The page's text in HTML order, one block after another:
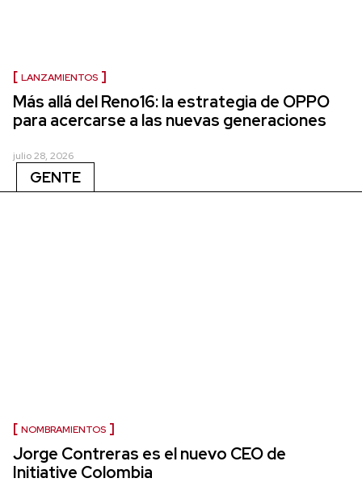
LANZAMIENTOS
Más allá del Reno16: la estrategia de OPPO
para acercarse a las nuevas generaciones
julio 28, 2026
GENTE
NOMBRAMIENTOS
Jorge Contreras es el nuevo CEO de
Initiative Colombia